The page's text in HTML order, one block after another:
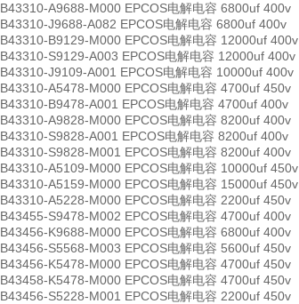
B43310-A9688-M000 EPCOS电解电容 6800uf 400v
B43310-J9688-A082 EPCOS电解电容 6800uf 400v
B43310-B9129-M000 EPCOS电解电容 12000uf 400v
B43310-S9129-A003 EPCOS电解电容 12000uf 400v
B43310-J9109-A001 EPCOS电解电容 10000uf 400v
B43310-A5478-M000 EPCOS电解电容 4700uf 450v
B43310-B9478-A001 EPCOS电解电容 4700uf 400v
B43310-A9828-M000 EPCOS电解电容 8200uf 400v
B43310-S9828-A001 EPCOS电解电容 8200uf 400v
B43310-S9828-M001 EPCOS电解电容 8200uf 400v
B43310-A5109-M000 EPCOS电解电容 10000uf 450v
B43310-A5159-M000 EPCOS电解电容 15000uf 450v
B43310-A5228-M000 EPCOS电解电容 2200uf 450v
B43455-S9478-M002 EPCOS电解电容 4700uf 400v
B43456-K9688-M000 EPCOS电解电容 6800uf 400v
B43456-S5568-M003 EPCOS电解电容 5600uf 450v
B43456-K5478-M000 EPCOS电解电容 4700uf 450v
B43458-K5478-M000 EPCOS电解电容 4700uf 450v
B43456-S5228-M001 EPCOS电解电容 2200uf 450v